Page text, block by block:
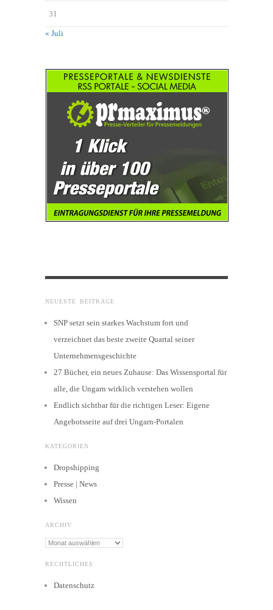
31
« Juli
NEUESTE BEITRÄGE
SNP setzt sein starkes Wachstum fort und
verzeichnet das beste zweite Quartal seiner
Unternehmensgeschichte
27 Bücher, ein neues Zuhause: Das Wissensportal für
alle, die Ungarn wirklich verstehen wollen
Endlich sichtbar für die richtigen Leser: Eigene
Angebotsseite auf drei Ungarn-Portalen
KATEGORIEN
Dropshipping
Presse | News
Wissen
ARCHIV
Archiv
RECHTLICHES
Datenschutz